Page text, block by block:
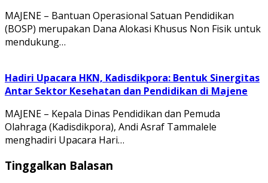
MAJENE – Bantuan Operasional Satuan Pendidikan
(BOSP) merupakan Dana Alokasi Khusus Non Fisik untuk
mendukung…
Hadiri Upacara HKN, Kadisdikpora: Bentuk Sinergitas
Antar Sektor Kesehatan dan Pendidikan di Majene
MAJENE – Kepala Dinas Pendidikan dan Pemuda
Olahraga (Kadisdikpora), Andi Asraf Tammalele
menghadiri Upacara Hari…
Tinggalkan Balasan